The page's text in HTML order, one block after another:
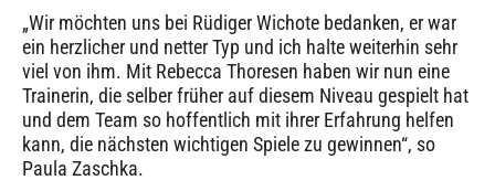
„Wir möchten uns bei Rüdiger Wichote bedanken, er war
ein herzlicher und netter Typ und ich halte weiterhin sehr
viel von ihm. Mit Rebecca Thoresen haben wir nun eine
Trainerin, die selber früher auf diesem Niveau gespielt hat
und dem Team so hoffentlich mit ihrer Erfahrung helfen
kann, die nächsten wichtigen Spiele zu gewinnen“, so
Paula Zaschka.